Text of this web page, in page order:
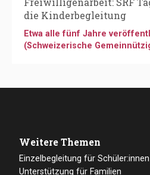
Weitere Themen
Einzelbegleitung für Schüler:innen
Unterstützung für Familien
Secondhand
Aktiv werden
Zeit spenden
Waren spenden